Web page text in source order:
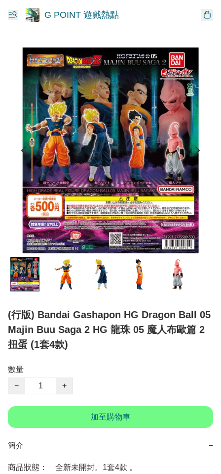
G POINT 遊戲熱點
(行版) Bandai Gashapon HG Dragon Ball 05
Majin Buu Saga 2 HG 龍珠 05 魔人布歐篇 2
扭蛋 (1套4款)
數量
−
+
加至購物車
簡介 −
商品狀態：　全新未開封。1套4款 。